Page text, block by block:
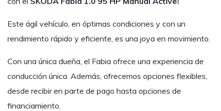
Este ágil vehículo, en óptimas condiciones y con un
rendimiento rápido y eficiente, es una joya en movimiento.
Con una única dueña, el Fabia ofrece una experiencia de
conducción única. Además, ofrecemos opciones flexibles,
desde recibir en parte de pago hasta opciones de
financiamiento.